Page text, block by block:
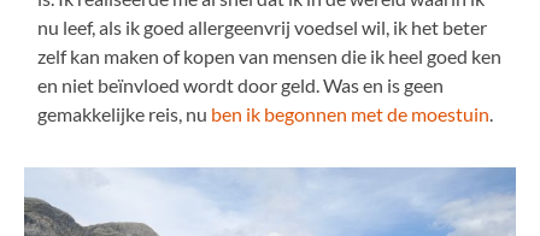
nu leef, als ik goed allergeenvrij voedsel wil, ik het beter
zelf kan maken of kopen van mensen die ik heel goed ken
en niet beïnvloed wordt door geld. Was en is geen
gemakkelijke reis, nu ben ik begonnen met de moestuin.